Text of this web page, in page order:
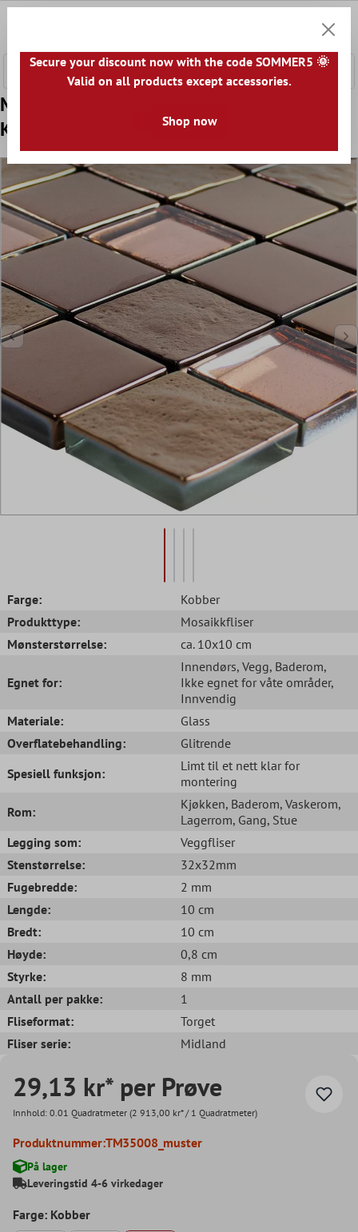
Mønster fra Glass Mosaikk Fliser Midland
Kobber
Farge:
Kobber
Produkttype:
Mosaikkfliser
Mønsterstørrelse:
ca. 10x10 cm
Egnet for:
Innendørs, Vegg, Baderom,
Ikke egnet for våte områder,
Innvendig
Materiale:
Glass
Overflatebehandling:
Glitrende
Spesiell funksjon:
Limt til et nett klar for
montering
Rom:
Kjøkken, Baderom, Vaskerom,
Lagerrom, Gang, Stue
Legging som:
Veggfliser
Stenstørrelse:
32x32mm
Fugebredde:
2 mm
Lengde:
10 cm
Bredt:
10 cm
Høyde:
0,8 cm
Styrke:
8 mm
Antall per pakke:
1
Fliseformat:
Torget
Fliser serie:
Midland
29,13 kr* per Prøve
Innhold: 0.01 Quadratmeter (2 913,00 kr* / 1 Quadratmeter)
Produktnummer:TM35008_muster
På lager
Leveringstid 4-6 virkedager
Farge: Kobber
Secure your discount now with the code SOMMER5 🌞
Valid on all products except accessories.
Shop now